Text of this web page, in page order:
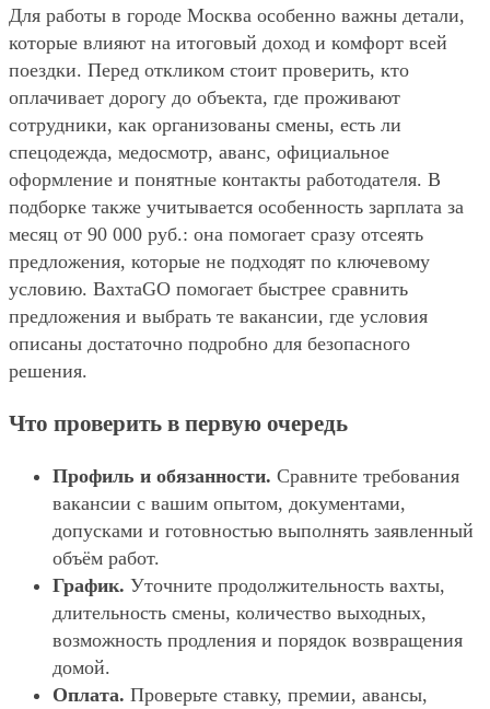
Для работы в городе Москва особенно важны детали,
которые влияют на итоговый доход и комфорт всей
поездки. Перед откликом стоит проверить, кто
оплачивает дорогу до объекта, где проживают
сотрудники, как организованы смены, есть ли
спецодежда, медосмотр, аванс, официальное
оформление и понятные контакты работодателя. В
подборке также учитывается особенность зарплата за
месяц от 90 000 руб.: она помогает сразу отсеять
предложения, которые не подходят по ключевому
условию. ВахтаGO помогает быстрее сравнить
предложения и выбрать те вакансии, где условия
описаны достаточно подробно для безопасного
решения.
Что проверить в первую очередь
Профиль и обязанности. Сравните требования
вакансии с вашим опытом, документами,
допусками и готовностью выполнять заявленный
объём работ.
График. Уточните продолжительность вахты,
длительность смены, количество выходных,
возможность продления и порядок возвращения
домой.
Оплата. Проверьте ставку, премии, авансы,